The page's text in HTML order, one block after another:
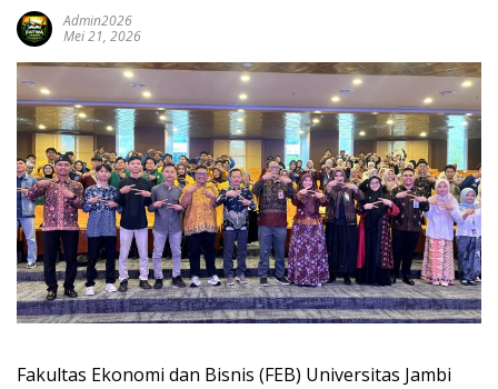
Admin2026
Mei 21, 2026
Fakultas Ekonomi dan Bisnis (FEB) Universitas Jambi